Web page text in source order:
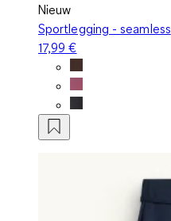
Nieuw
Sportlegging - seamless
17,99 €